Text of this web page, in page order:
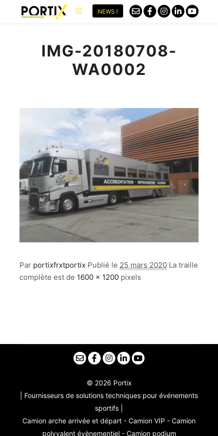
NEWS !
IMG-20180708-
WA0002
Par portixfrxtportix Publié le 25 mars 2020 La traille
complète est de 1600 × 1200 pixels
© 2026 Portix
| Fournisseurs de solutions techniques pour événements
sportifs |
Camion arche arrivée et départ - Camion VIP - Camion
polyvalent évènementiel - Camion podium